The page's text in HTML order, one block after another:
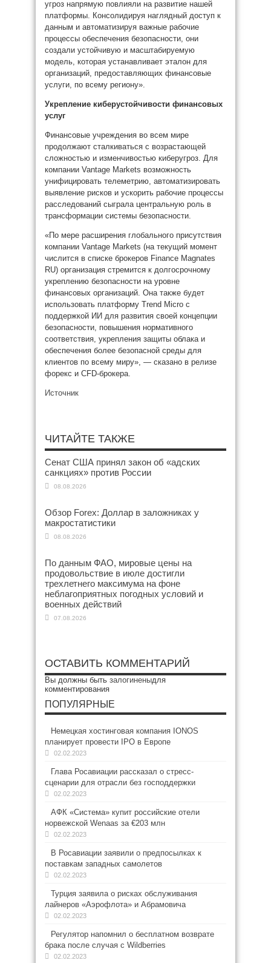
угроз напрямую повлияли на развитие нашей
платформы. Консолидируя наглядный доступ к
данным и автоматизируя важные рабочие
процессы обеспечения безопасности, они
создали устойчивую и масштабируемую
модель, которая устанавливает эталон для
организаций, предоставляющих финансовые
услуги, по всему региону».
Укрепление киберустойчивости финансовых
услуг
Финансовые учреждения во всем мире
продолжают сталкиваться с возрастающей
сложностью и изменчивостью киберугроз. Для
компании Vantage Markets возможность
унифицировать телеметрию, автоматизировать
выявление рисков и ускорить рабочие процессы
расследований сыграла центральную роль в
трансформации системы безопасности.
«По мере расширения глобального присутствия
компании Vantage Markets (на текущий момент
числится в списке брокеров Finance Magnates
RU) организация стремится к долгосрочному
укреплению безопасности на уровне
финансовых организаций. Она также будет
использовать платформу Trend Micro с
поддержкой ИИ для развития своей концепции
безопасности, повышения нормативного
соответствия, укрепления защиты облака и
обеспечения более безопасной среды для
клиентов по всему миру», — сказано в релизе
форекс и CFD-брокера.
Источник
ЧИТАЙТЕ ТАКЖЕ
Сенат США принял закон об «адских
санкциях» против России
08.08.2026
Обзор Forex: Доллар в заложниках у
макростатистики
08.08.2026
По данным ФАО, мировые цены на
продовольствие в июле достигли
трехлетнего максимума на фоне
неблагоприятных погодных условий и
военных действий
07.08.2026
ОСТАВИТЬ КОММЕНТАРИЙ
Вы должны быть залогиненыдля
комментирования
ПОПУЛЯРНЫЕ
Немецкая хостинговая компания IONOS
планирует провести IPO в Европе
02.02.2023
Глава Росавиации рассказал о стресс-
сценарии для отрасли без господдержки
02.02.2023
АФК «Система» купит российские отели
норвежской Wenaas за €203 млн
02.02.2023
В Росавиации заявили о предпосылках к
поставкам западных самолетов
02.02.2023
Турция заявила о рисках обслуживания
лайнеров «Аэрофлота» и Абрамовича
02.02.2023
Регулятор напомнил о бесплатном возврате
брака после случая с Wildberries
02.02.2023